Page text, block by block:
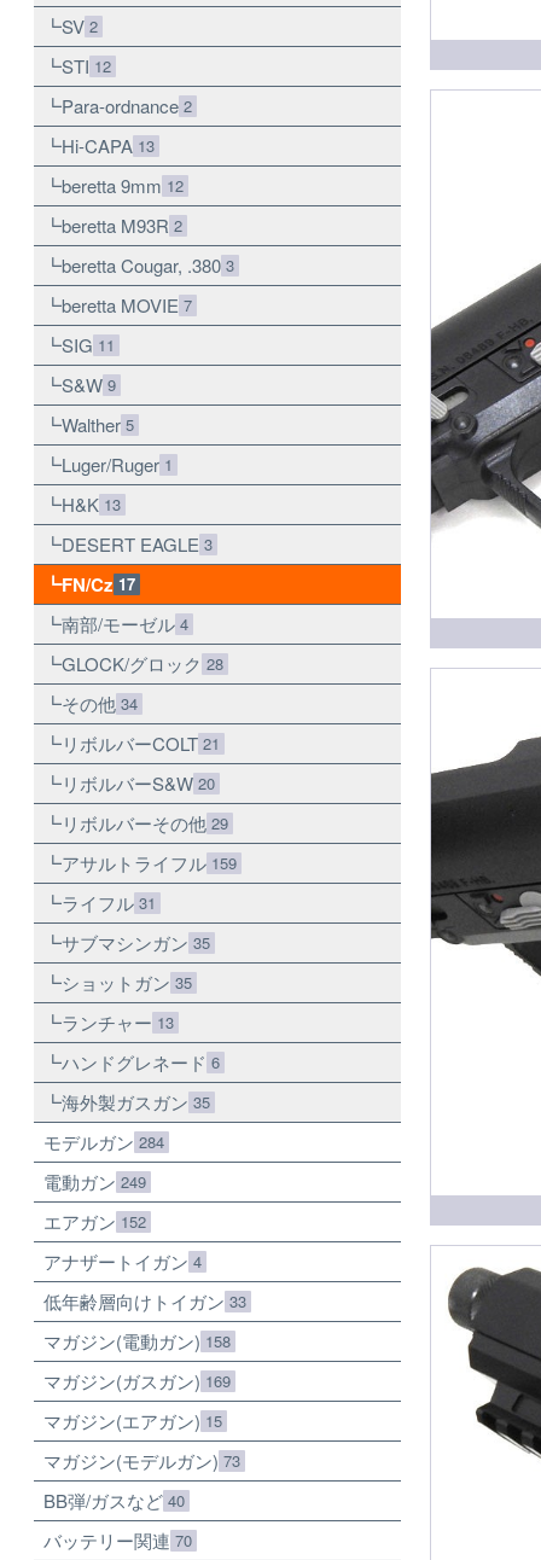
SV 2
STI 12
Para-ordnance 2
Hi-CAPA 13
beretta 9mm 12
beretta M93R 2
beretta Cougar, .380 3
beretta MOVIE 7
SIG 11
S&W 9
Walther 5
Luger/Ruger 1
H&K 13
DESERT EAGLE 3
FN/Cz 17
南部/モーゼル 4
GLOCK/グロック 28
その他 34
リボルバーCOLT 21
リボルバーS&W 20
リボルバーその他 29
アサルトライフル 159
ライフル 31
サブマシンガン 35
ショットガン 35
ランチャー 13
ハンドグレネード 6
海外製ガスガン 35
モデルガン 284
電動ガン 249
エアガン 152
アナザートイガン 4
低年齢層向けトイガン 33
マガジン(電動ガン) 158
マガジン(ガスガン) 169
マガジン(エアガン) 15
マガジン(モデルガン) 73
BB弾/ガスなど 40
バッテリー関連 70